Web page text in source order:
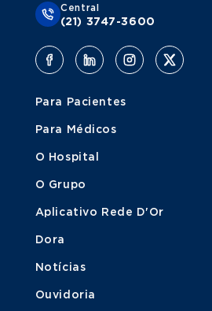
Central
(21) 3747-3600
Para Pacientes
Para Médicos
O Hospital
O Grupo
Aplicativo Rede D'Or
Dora
Notícias
Ouvidoria